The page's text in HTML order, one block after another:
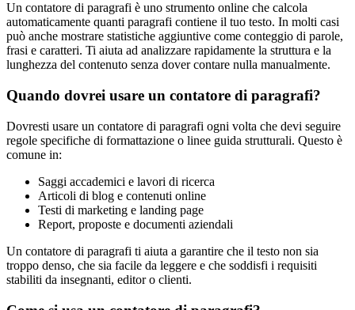
Un contatore di paragrafi è uno strumento online che calcola
automaticamente quanti paragrafi contiene il tuo testo. In molti casi
può anche mostrare statistiche aggiuntive come conteggio di parole,
frasi e caratteri. Ti aiuta ad analizzare rapidamente la struttura e la
lunghezza del contenuto senza dover contare nulla manualmente.
Quando dovrei usare un contatore di paragrafi?
Dovresti usare un contatore di paragrafi ogni volta che devi seguire
regole specifiche di formattazione o linee guida strutturali. Questo è
comune in:
Saggi accademici e lavori di ricerca
Articoli di blog e contenuti online
Testi di marketing e landing page
Report, proposte e documenti aziendali
Un contatore di paragrafi ti aiuta a garantire che il testo non sia
troppo denso, che sia facile da leggere e che soddisfi i requisiti
stabiliti da insegnanti, editor o clienti.